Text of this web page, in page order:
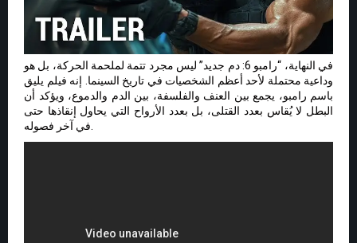
في النهاية، “رامبو 6: دم جديد” ليس مجرد تتمة لملحمة الحركة، بل هو
وداعية محتملة لأحد أعظم الشخصيات في تاريخ السينما. إنه فيلم يليق
باسم رامبو، يجمع بين العنف والفلسفة، بين الدم والدموع، ويؤكد أن
البطل لا يُقاس بعدد القتلى، بل بعدد الأرواح التي يحاول إنقاذها حتى
في آخر فصوله.